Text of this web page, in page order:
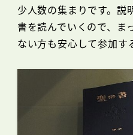
少人数の集まりです。説
書を読んでいくので、ま
ない方も安心して参加す